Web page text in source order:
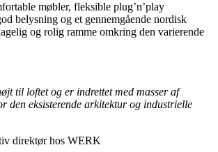
møbler, fleksible plug’n’play
belysning og et gennemgående nordisk
og rolig ramme omkring den varierende
til loftet og er indrettet med masser af
den eksisterende arkitektur og industrielle
direktør hos WERK